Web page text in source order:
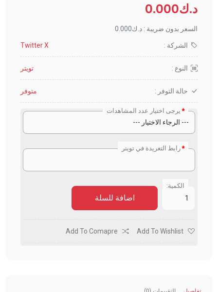
د.ك0.000
السعر بدون ضريبة : د.ك0.000
الشركة : Twitter X
النوع : تويتر
حالة التوفر : متوفر
يرجى اختيار عدد المشاهدات
رابط التغريدة في تويتر
الكمية:
اضافة للسلة
Add To Wishlist
Add To Comapre